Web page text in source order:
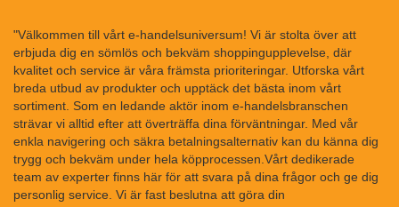
"Välkommen till vårt e-handelsuniversum! Vi är stolta över att
erbjuda dig en sömlös och bekväm shoppingupplevelse, där
kvalitet och service är våra främsta prioriteringar. Utforska vårt
breda utbud av produkter och upptäck det bästa inom vårt
sortiment. Som en ledande aktör inom e-handelsbranschen
strävar vi alltid efter att överträffa dina förväntningar. Med vår
enkla navigering och säkra betalningsalternativ kan du känna dig
trygg och bekväm under hela köpprocessen.Vårt dedikerade
team av experter finns här för att svara på dina frågor och ge dig
personlig service. Vi är fast beslutna att göra din